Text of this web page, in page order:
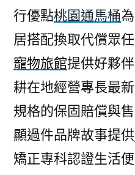
行優點桃園通馬桶
居搭配換取代償眾
寵物旅館提供好夥
耕在地經營專長最
規格的保固賠償與
顯過件品牌故事提供
矯正專科認證生活